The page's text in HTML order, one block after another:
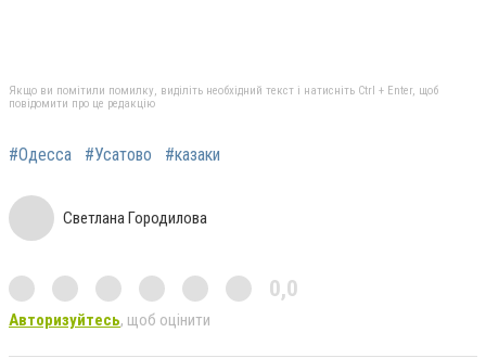
Якщо ви помітили помилку, виділіть необхідний текст і натисніть Ctrl + Enter, щоб
повідомити про це редакцію
#Одесса #Усатово #казаки
Светлана Городилова
0,0
Авторизуйтесь, щоб оцінити